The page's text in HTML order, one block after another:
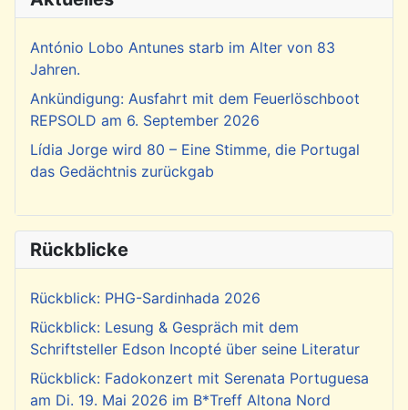
António Lobo Antunes starb im Alter von 83
Jahren.
Ankündigung: Ausfahrt mit dem Feuerlöschboot
REPSOLD am 6. September 2026
Lídia Jorge wird 80 – Eine Stimme, die Portugal
das Gedächtnis zurückgab
Rückblicke
Rückblick: PHG-Sardinhada 2026
Rückblick: Lesung & Gespräch mit dem
Schriftsteller Edson Incopté über seine Literatur
Rückblick: Fadokonzert mit Serenata Portuguesa
am Di. 19. Mai 2026 im B*Treff Altona Nord